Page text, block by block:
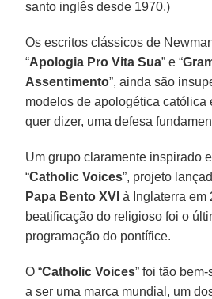
santo inglês desde 1970.)
Os escritos clássicos de
“Apologia Pro Vita Sua” e “
Assentimento”, ainda são
modelos de apologética católica
quer dizer, uma defesa
Um grupo claramente inspirado
“Catholic Voices”, projeto
Papa Bento XVI à Inglaterra em
beatificação do religioso foi o
programação do pontífice.
O “Catholic Voices” foi tão
a ser uma marca mundial, um